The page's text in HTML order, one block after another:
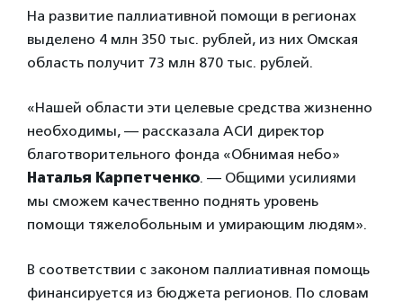
На развитие паллиативной помощи в регионах
выделено 4 млн 350 тыс. рублей, из них Омская
область получит 73 млн 870 тыс. рублей.
«Нашей области эти целевые средства жизненно
необходимы, — рассказала АСИ директор
благотворительного фонда «Обнимая небо»
Наталья Карпетченко. — Общими усилиями
мы сможем качественно поднять уровень
помощи тяжелобольным и умирающим людям».
В соответствии с законом паллиативная помощь
финансируется из бюджета регионов. По словам